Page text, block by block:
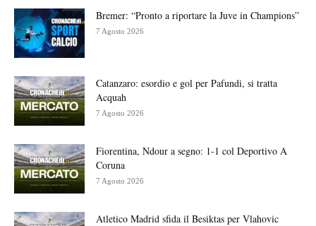
Bremer: “Pronto a riportare la Juve in Champions”
7 Agosto 2026
Catanzaro: esordio e gol per Pafundi, si tratta
Acquah
7 Agosto 2026
Fiorentina, Ndour a segno: 1-1 col Deportivo A
Coruna
7 Agosto 2026
Atletico Madrid sfida il Besiktas per Vlahovic